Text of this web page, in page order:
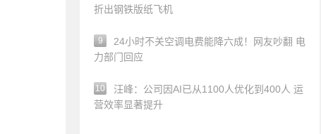
折出钢铁版纸飞机
9
24小时不关空调电费能降六成！网友吵翻 电
力部门回应
10
汪峰：公司因AI已从1100人优化到400人 运
营效率显著提升